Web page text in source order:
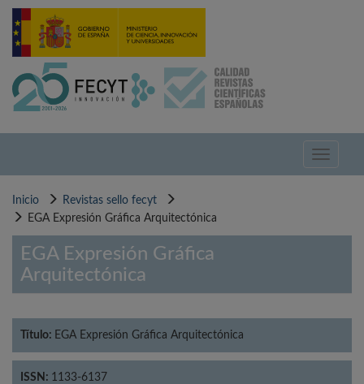
Pasar
contenido
Toggle
Inicio
Revistas sello fecyt
EGA Expresión Gráfica Arquitectónica
EGA Expresión Gráfica
Arquitectónica
Título: EGA Expresión Gráfica Arquitectónica
ISSN: 1133-6137